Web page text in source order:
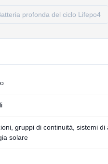
profonda del ciclo Lifepo4
gruppi di continuità, sistemi di
solare